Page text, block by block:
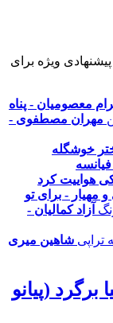
پیشنهادی ویژه برای
معصومیان - پناه
مهران مصطفوی -
خوشگله
کی هواییت کرد
مهیار - برای تو
آزاد کمالیان -
شاهین میری
(پیانو